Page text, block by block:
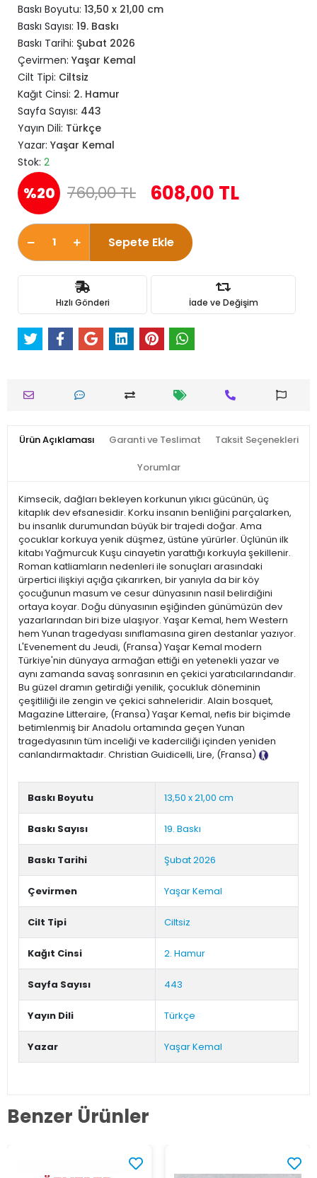
Baskı Boyutu: 13,50 x 21,00 cm
Baskı Sayısı: 19. Baskı
Baskı Tarihi: Şubat 2026
Çevirmen: Yaşar Kemal
Cilt Tipi: Ciltsiz
Kağıt Cinsi: 2. Hamur
Sayfa Sayısı: 443
Yayın Dili: Türkçe
Yazar: Yaşar Kemal
Stok: 2
%20 760,00 TL 608,00 TL
Sepete Ekle
Hızlı Gönderi İade ve Değişim
Ürün Açıklaması Garanti ve Teslimat Taksit Seçenekleri
Yorumlar
Kimsecik, dağları bekleyen korkunun yıkıcı gücünün, üç
kitaplık dev efsanesidir. Korku insanın benliğini parçalarken,
bu insanlık durumundan büyük bir trajedi doğar. Ama
çocuklar korkuya yenik düşmez, üstüne yürürler. Üçlünün ilk
kitabı Yağmurcuk Kuşu cinayetin yarattığı korkuyla şekillenir.
Roman katliamların nedenleri ile sonuçları arasındaki
ürpertici ilişkiyi açığa çıkarırken, bir yanıyla da bir köy
çocuğunun masum ve cesur dünyasının nasil belirdiğini
ortaya koyar. Doğu dünyasının eşiğinden günümüzün dev
yazarlarından biri bize ulaşıyor. Yaşar Kemal, hem Western
hem Yunan tragedyası sınıflamasına giren destanlar yazıyor.
L'Evenement du Jeudi, (Fransa) Yaşar Kemal modern
Türkiye'nin dünyaya armağan ettiği en yetenekli yazar ve
aynı zamanda savaş sonrasının en çekici yaratıcılarındandır.
Bu güzel dramın getirdiği yenilik, çocukluk döneminin
çeşitliliği ile zengin ve çekici sahneleridir. Alain bosquet,
Magazine Litteraire, (Fransa) Yaşar Kemal, nefis bir biçimde
betimlenmiş bir Anadolu ortamında geçen Yunan
tragedyasının tüm inceliği ve kaderciliği içinden yeniden
canlandırmaktadır. Christian Guidicelli, Lire, (Fransa)
Baskı Boyutu 13,50 x 21,00 cm
Baskı Sayısı 19. Baskı
Baskı Tarihi Şubat 2026
Çevirmen Yaşar Kemal
Cilt Tipi Ciltsiz
Kağıt Cinsi 2. Hamur
Sayfa Sayısı 443
Yayın Dili Türkçe
Yazar Yaşar Kemal
Benzer Ürünler